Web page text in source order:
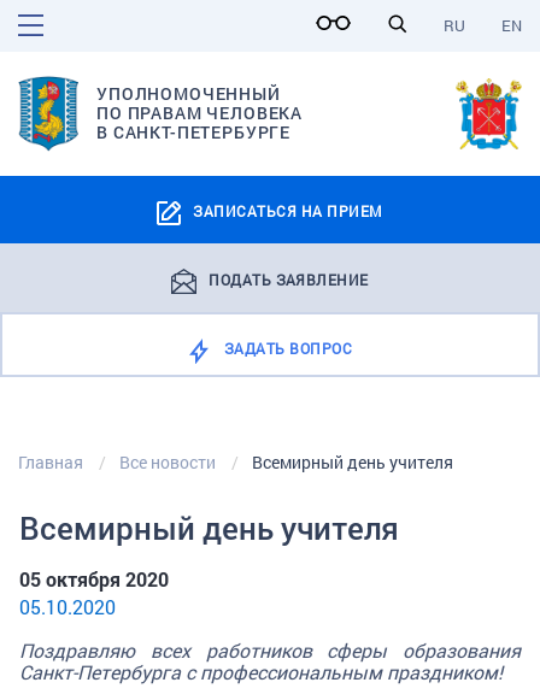
EN
RU
УПОЛНОМОЧЕННЫЙ
ПО ПРАВАМ ЧЕЛОВЕКА
В САНКТ-ПЕТЕРБУРГЕ
ЗАПИСАТЬСЯ НА ПРИЕМ
ПОДАТЬ ЗАЯВЛЕНИЕ
ЗАДАТЬ ВОПРОС
Главная Все новости Всемирный день учителя
Всемирный день учителя
05 октября 2020
05.10.2020
Поздравляю всех работников сферы образования
Санкт-Петербурга с профессиональным праздником!